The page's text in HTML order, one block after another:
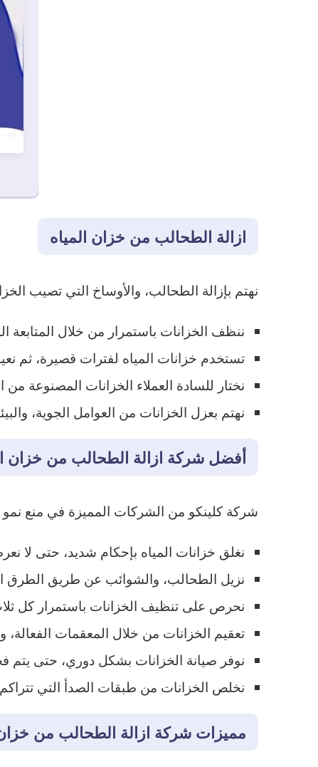
ازالة الطحالب من خزان المياه
نهتم بإزالة الطحالب، والأوساخ التي تصيب
ننظف الخزانات باستمرار من خلال المتابعة
تستخدم خزانات المياه لفترات قصيرة، ثم
نختار للسادة العملاء الخزانات المصنوعة
نهتم بعزل الخزانات من العوامل الجوية،
أفضل شركة ازالة الطحالب من خزان
شركة كلينكو من الشركات المميزة في منع نمو
نغلق خزانات المياه بإحكام شديد، حتى لا
نزيل الطحالب، والشوائب عن طريق الطرق
نحرص على تنظيف الخزانات باستمرار كل
تعقيم الخزانات من خلال المعقمات
نوفر صيانة الخزانات بشكل دوري، حتى يتم
نخلص الخزانات من طبقات الصدأ التي تتراكم
مميزات شركة ازالة الطحالب من خزان